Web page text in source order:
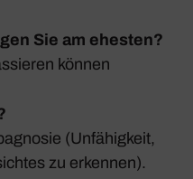
Sie am ehesten?
können
(Unfä­hig­keit,
zu erkennen).